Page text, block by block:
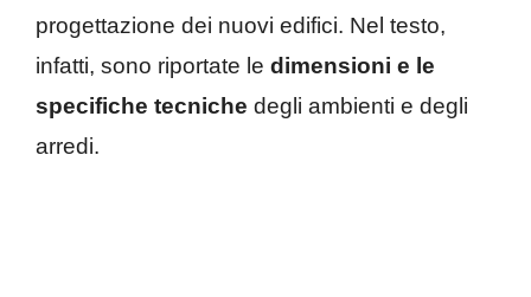
progettazione dei nuovi edifici. Nel testo,
infatti, sono riportate le dimensioni e le
specifiche tecniche degli ambienti e degli
arredi.